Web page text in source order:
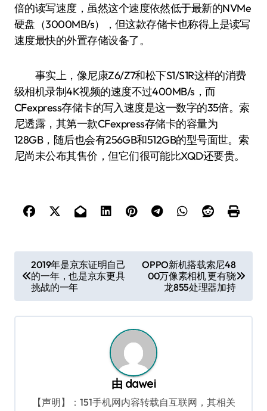
倍的读写速度，虽然这个速度依然低于最新的NVMe
硬盘（3000MB/s），但这款存储卡也称得上是读写
速度最快的外置存储设备了。
事实上，像尼康Z6/Z7和松下S1/S1R这样的消费
级相机录制4K视频的速度不过400MB/s，而
CFexpress存储卡的写入速度是这一数字的35倍。索
尼透露，其第一款CFexpress存储卡的容量为
128GB，随后也会有256GB和512GB的型号面世。索
尼尚未公布其售价，但它们很可能比XQD还要贵。
章
导
航
2019年是京东证明自己
的一年，也是京东更具
挑战的一年
OPPO新机搭载索尼48
00万像素相机 更有骁
龙855处理器加持
由 dawei
【声明】：151手机网内容转载自互联网，其相关